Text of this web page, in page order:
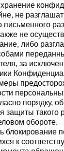
не
письменного
не
либо
за
порядку,
защиты
обороте.
блокирование
к